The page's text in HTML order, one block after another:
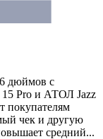
дюймов с
Pro и АТОЛ Jazz
покупателям
чек и другую
средний...